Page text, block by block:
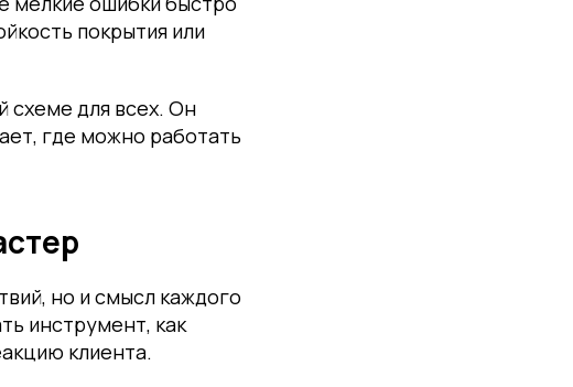
покрытия или
схеме для всех. Он
где можно работать
но и смысл каждого
инструмент, как
клиента.